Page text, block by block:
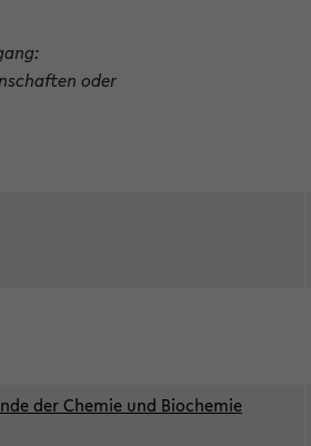
oder
der Chemie und Biochemie